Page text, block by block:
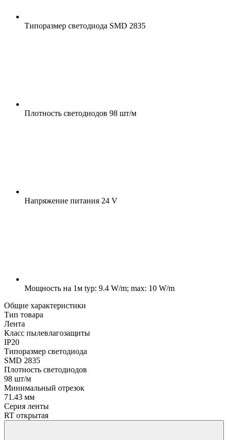
Типоразмер светодиода SMD 2835
Плотность светодиодов 98 шт/м
Напряжение питания 24 V
Мощность на 1м typ: 9.4 W/m; max: 10 W/m
Общие характеристики
Тип товара
Лента
Класс пылевлагозащиты
IP20
Типоразмер светодиода
SMD 2835
Плотность светодиодов
98 шт/м
Минимальный отрезок
71.43 мм
Серия ленты
RT открытая